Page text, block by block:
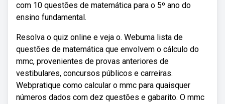
com 10 questões de matemática para o 5º ano do
ensino fundamental.
Resolva o quiz online e veja o. Webuma lista de
questões de matemática que envolvem o cálculo do
mmc, provenientes de provas anteriores de
vestibulares, concursos públicos e carreiras.
Webpratique como calcular o mmc para quaisquer
números dados com dez questões e gabarito. O mmc